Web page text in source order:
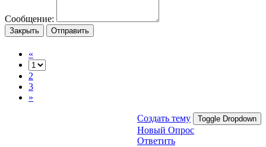
Сообщение:
Закрыть Отправить
«
2
3
»
Создать тему Toggle Dropdown
Новый Опрос
Ответить